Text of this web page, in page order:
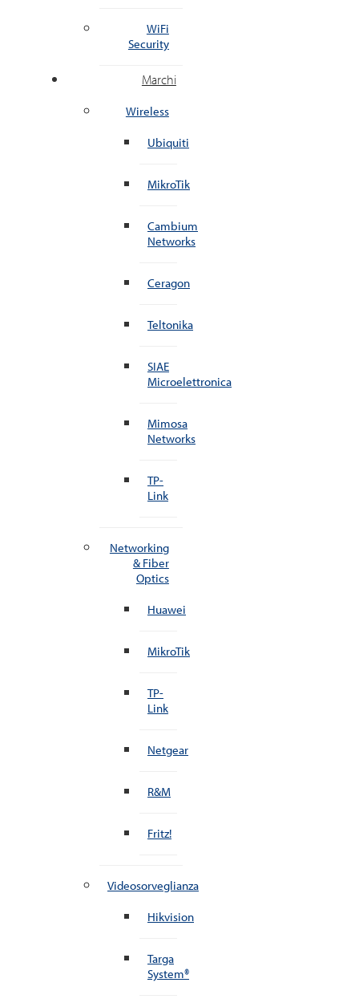
WiFi
Security
Marchi
Wireless
Ubiquiti
MikroTik
Cambium
Networks
Ceragon
Teltonika
SIAE
Microelettronica
Mimosa
Networks
TP-
Link
Networking
& Fiber
Optics
Huawei
MikroTik
TP-
Link
Netgear
R&M
Fritz!
Videosorveglianza
Hikvision
Targa
System®